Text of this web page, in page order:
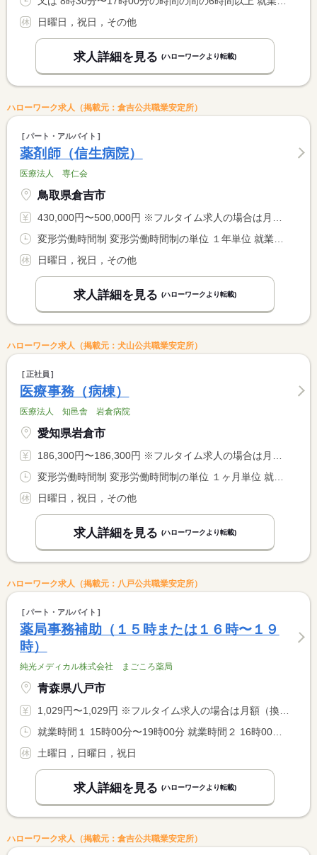
日曜日，祝日，その他
求人詳細を見る (ハローワークより転載)
ハローワーク求人（掲載元：倉吉公共職業安定所）
パート・アルバイト
薬剤師（信生病院）
医療法人 専仁会
鳥取県倉吉市
430,000円〜500,000円 ※フルタイム求人の場合は月額（換算額）、パート求人の場合は時間額を表示しています。
日曜日，祝日，その他
求人詳細を見る (ハローワークより転載)
ハローワーク求人（掲載元：犬山公共職業安定所）
正社員
医療事務（病棟）
医療法人 知邑舎 岩倉病院
愛知県岩倉市
186,300円〜186,300円 ※フルタイム求人の場合は月額（換算額）、パート求人の場合は時間額を表示しています。
日曜日，祝日，その他
求人詳細を見る (ハローワークより転載)
ハローワーク求人（掲載元：八戸公共職業安定所）
パート・アルバイト
薬局事務補助（１５時または１６時〜１９
時）
純光メディカル株式会社 まごころ薬局
青森県八戸市
1,029円〜1,029円 ※フルタイム求人の場合は月額（換算額）、パート求人の場合は時間額を表示しています。
土曜日，日曜日，祝日
求人詳細を見る (ハローワークより転載)
ハローワーク求人（掲載元：倉吉公共職業安定所）